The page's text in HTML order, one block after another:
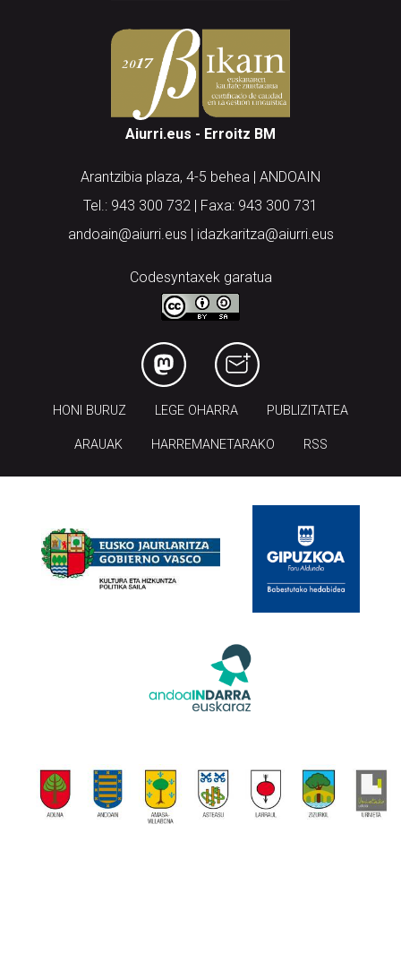
Aiurri.eus - Erroitz BM
Arantzibia plaza, 4-5 behea | ANDOAIN
Tel.: 943 300 732 | Faxa: 943 300 731
andoain@aiurri.eus | idazkaritza@aiurri.eus
Codesyntaxek garatua
HONI BURUZ LEGE OHARRA PUBLIZITATEA
ARAUAK HARREMANETARAKO RSS